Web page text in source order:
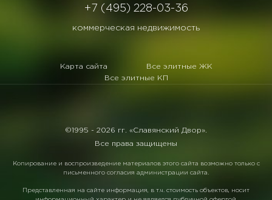
+7 (495) 228-03-36
коммерческая недвижимость
Карта сайта
Все элитные ЖК
Все элитные КП
©1995 - 2026 гг. «Славянский Двор».
Все права защищены
Копирование и воспроизведение материалов этого сайта возможно только с
письменного согласия администрации сайта.
Представленная на сайте информация, в т.ч. стоимость объектов, носит